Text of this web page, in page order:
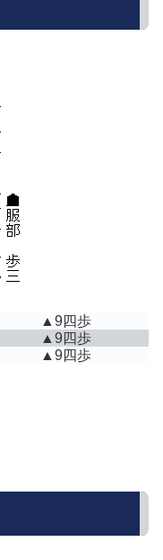
▲9四歩
▲9四歩
▲9四歩